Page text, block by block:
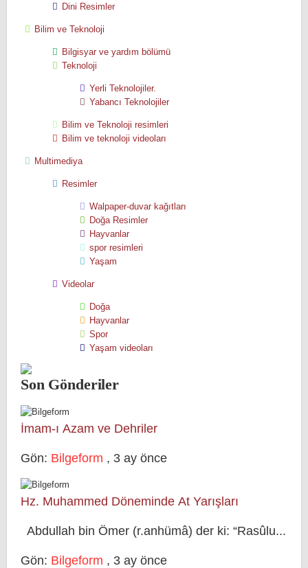
Dini Resimler
Bilim ve Teknoloji
Bilgisyar ve yardım bölümü
Teknoloji
Yerli Teknolojiler.
Yabancı Teknolojiler
Bilim ve Teknoloji resimleri
Bilim ve teknoloji videoları
Multimediya
Resimler
Walpaper-duvar kağıtları
Doğa Resimler
Hayvanlar
spor resimleri
Yaşam
Videolar
Doğa
Hayvanlar
Spor
Yaşam videoları
Son Gönderiler
İmam-ı Azam ve Dehriler
Gön: Bilgeform , 3 ay önce
Hz. Muhammed Döneminde At Yarışları
Abdullah bin Ömer (r.anhümâ) der ki: “Rasûlu...
Gön: Bilgeform , 3 ay önce